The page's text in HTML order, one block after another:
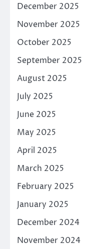
December 2025
November 2025
October 2025
September 2025
August 2025
July 2025
June 2025
May 2025
April 2025
March 2025
February 2025
January 2025
December 2024
November 2024